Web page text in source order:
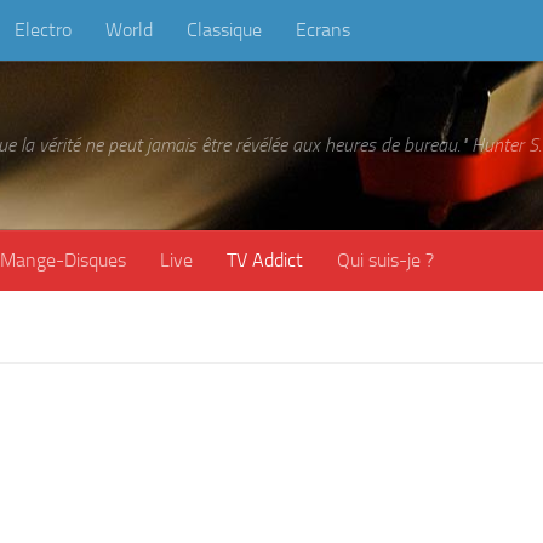
Electro World Classique Ecrans
la vérité ne peut jamais être révélée aux heures de bureau." Hunter
Mange-Disques Live TV Addict Qui suis-je ?